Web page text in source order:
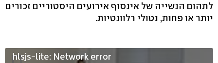
לתהום הנשייה של אינסוף אירועים היסטוריים זכורים
יותר או פחות, נטולי רלוונטיות.
hlsjs-lite: Network error